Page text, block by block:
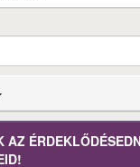
AZ